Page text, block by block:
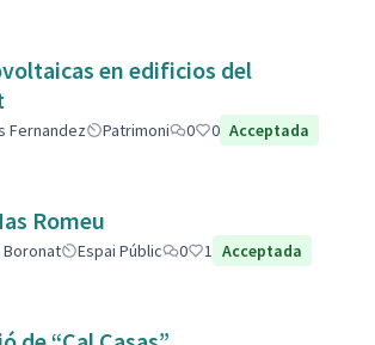
en edificios del
Fernandez Patrimoni 0 0 Acceptada
Romeu
Boronat Espai Públic 0 1 Acceptada